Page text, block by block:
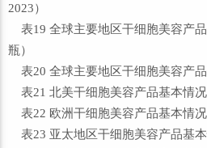
2023）
表19 全球主要地区干细胞美容产
瓶）
表20 全球主要地区干细胞美容产品
表21 北美干细胞美容产品基本情
表22 欧洲干细胞美容产品基本情
表23 亚太地区干细胞美容产品基